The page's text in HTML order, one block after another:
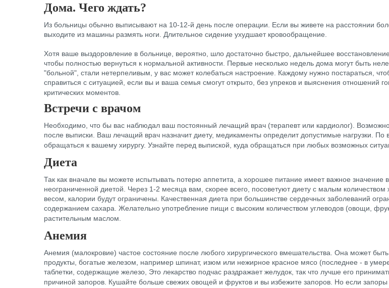
Дома. Чего ждать?
Из больницы обычно выписывают на 10-12-й день после операции. Если вы живете на расстоянии
выходите из машины размять ноги. Длительное сидение ухудшает кровообращение.
Хотя ваше выздоровление в больнице, вероятно, шло достаточно быстро, дальнейшее
чтобы полностью вернуться к нормальной активности. Первые несколько недель дома могут быть
"больной", стали нетерпеливым, у вас может колебаться настроение. Каждому нужно постараться,
справиться с ситуацией, если вы и ваша семья смогут открыто, без упреков и выяснения отношений
критических моментов.
Встречи с врачом
Необходимо, что бы вас наблюдал ваш постоянный лечащий врач (терапевт или кардиолог).
после выписки. Ваш лечащий врач назначит диету, медикаменты определит допустимые нагрузки.
обращаться к вашему хирургу. Узнайте перед выпиской, куда обращаться при любых возможных
Диета
Так как вначале вы можете испытывать потерю аппетита, а хорошее питание имеет важное
неограниченной диетой. Через 1-2 месяца вам, скорее всего, посоветуют диету с малым
весом, калории будут ограничены. Качественная диета при большинстве сердечных заболеваний
содержанием сахара. Желательно употребление пищи с высоким количеством углеводов (овощи,
растительным маслом.
Анемия
Анемия (малокровие) частое состояние после любого хирургического вмешательства. Она может
продукты, богатые железом, например шпинат, изюм или нежирное красное мясо (последнее - в
таблетки, содержащие железо, Это лекарство подчас раздражает желудок, так что лучше его
причиной запоров. Кушайте больше свежих овощей и фруктов и вы избежите запоров. Но если